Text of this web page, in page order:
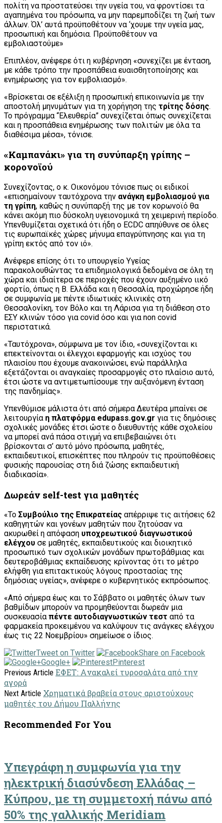
πολίτη να προστατεύσει την υγεία του, να φροντίσει τα
αγαπημένα του πρόσωπα, να μην παρεμποδίζει τη ζωή των
άλλων. Όλ’ αυτά προϋποθέτουν να ‘χουμε την υγεία μας,
προσωπική και δημόσια. Προϋποθέτουν να
εμβολιαστούμε»
Επιπλέον, ανέφερε ότι η κυβέρνηση «συνεχίζει με ένταση,
με κάθε τρόπο την προσπάθεια ευαισθητοποίησης και
ενημέρωσης για τον εμβολιασμό».
«Βρίσκεται σε εξέλιξη η προσωπική επικοινωνία με την
αποστολή μηνυμάτων για τη χορήγηση της τρίτης δόσης.
Το πρόγραμμα “Ελευθερία” συνεχίζεται όπως συνεχίζεται
και η προσπάθεια ενημέρωσης των πολιτών με όλα τα
διαθέσιμα μέσα», τόνισε.
«Καμπανάκι» για τη συνύπαρξη γρίπης –
κορoνοϊού
Συνεχίζοντας, ο κ. Οικονόμου τόνισε πως οι ειδικοί
«επισημαίνουν ταυτόχρονα την ανάγκη εμβολιασμού για
τη γρίπη, καθώς η συνύπαρξή της με τον κορωνοϊό θα
κάνει ακόμη πιο δύσκολη υγειονομικά τη χειμερινή περίοδο.
Υπενθυμίζεται σχετικά ότι ήδη ο ECDC απηύθυνε σε όλες
τις ευρωπαϊκές χώρες μήνυμα επαγρύπνησης και για τη
γρίπη εκτός από τον ιό».
Ανέφερε επίσης ότι το υπουργείο Υγείας
παρακολουθώντας τα επιδημιολογικά δεδομένα σε όλη τη
χώρα και ιδιαίτερα σε περιοχές που έχουν αυξημένο ιικό
φορτίο, όπως η Β. Ελλάδα και η Θεσσαλία, προχώρησε ήδη
σε συμφωνία με πέντε ιδιωτικές κλινικές στη
Θεσσαλονίκη, τον Βόλο και τη Λάρισα για τη διάθεση στο
ΕΣΥ κλινών τόσο για covid όσο και για non covid
περιστατικά.
«Ταυτόχρονα», σύμφωνα με τον ίδιο, «συνεχίζονται κι
επεκτείνονται οι έλεγχοι εφαρμογής και ισχύος του
πλαισίου που έχουμε ανακοινώσει, ενώ παράλληλα
εξετάζονται οι αναγκαίες προσαρμογές στο πλαίσιο αυτό,
έτσι ώστε να αντιμετωπίσουμε την αυξανόμενη ένταση
της πανδημίας».
Υπενθύμισε μάλιστα ότι από σήμερα Δευτέρα μπαίνει σε
λειτουργία η πλατφόρμα edupass.gov.gr για τις δημόσιες
σχολικές μονάδες έτσι ώστε ο διευθυντής κάθε σχολείου
να μπορεί ανά πάσα στιγμή να επιβεβαιώνει ότι
βρίσκονται σ’ αυτό μόνο πρόσωπα, μαθητές,
εκπαιδευτικοί, επισκέπτες που πληρούν τις προϋποθέσεις
φυσικής παρουσίας στη διά ζώσης εκπαιδευτική
διαδικασία».
Δωρεάν self-test για μαθητές
«Το Συμβούλιο της Επικρατείας απέρριψε τις αιτήσεις 62
καθηγητών και γονέων μαθητών που ζητούσαν να
ακυρωθεί η απόφαση υποχρεωτικού διαγνωστικού
ελέγχου σε μαθητές, εκπαιδευτικούς και διοικητικό
προσωπικό των σχολικών μονάδων πρωτοβάθμιας και
δευτεροβάθμιας εκπαίδευσης κρίνοντας ότι το μέτρο
ελήφθη για επιτακτικούς λόγους προστασίας της
δημόσιας υγείας», ανέφερε ο κυβερνητικός εκπρόσωπος.
«Από σήμερα έως και το Σάββατο οι μαθητές όλων των
βαθμίδων μπορούν να προμηθεύονται δωρεάν μια
συσκευασίαπέντε αυτοδιαγνωστικών τεστ από τα
φαρμακεία προκειμένου να καλύψουν τις ανάγκες ελέγχου
έως τις 22 Νοεμβρίου» σημείωσε ο ίδιος.
Tweet on Twitter
Share on Facebook
Google+
Pinterest
Previous Article ΕΦΕΤ: Aνακαλεί τυροσαλάτα από την
αγορά
Next Article Χρηματικά βραβεία στους αριστούχους
μαθητές του Δήμου Παλλήνης
Recommended For You
Υπεγράφη η συμφωνία για την
ηλεκτρική διασύνδεση Ελλάδας –
Κύπρου, με τη συμμετοχή πάνω από
50% της γαλλικής Meridiam